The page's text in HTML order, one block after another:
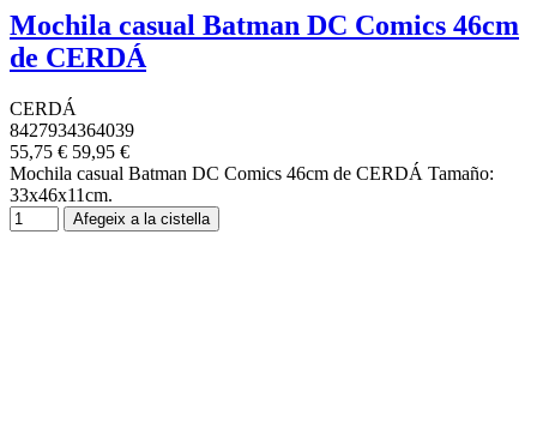
Mochila casual Batman DC Comics 46cm
de CERDÁ
CERDÁ
8427934364039
55,75 € 59,95 €
Mochila casual Batman DC Comics 46cm de CERDÁ Tamaño:
33x46x11cm.
Afegeix a la cistella